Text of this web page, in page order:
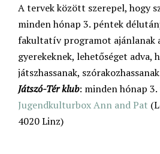
A tervek között szerepel, hogy
minden hónap 3. péntek
fakultatív programot ajánlanak
gyerekeknek, lehetőséget adva,
játszhassanak,
Játszó-Tér klub: minden hónap
JugendkulturboxAnn and Pat
4020 Linz)